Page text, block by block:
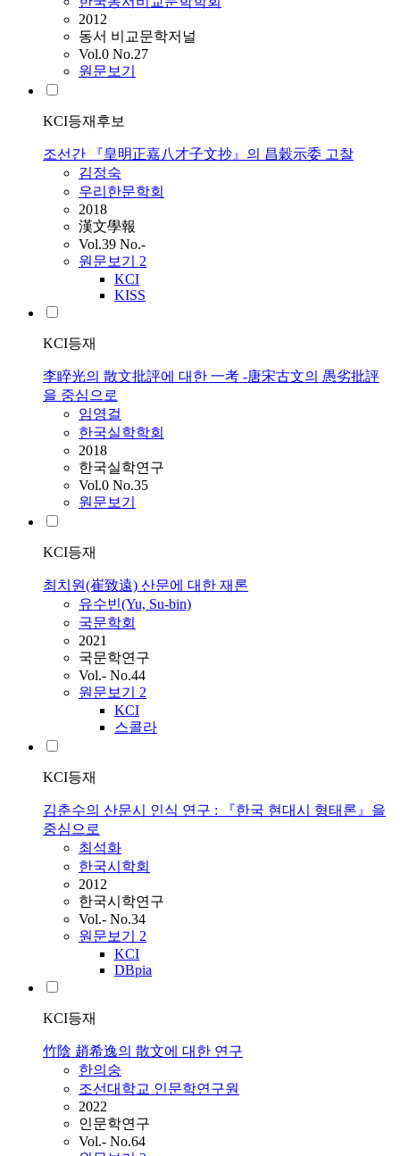
2012
동서 비교문학저널
Vol.0 No.27
원문보기
KCI등재후보
조선간 『皇明正嘉八才子文抄』의 昌穀示委 고찰
김정숙
우리한문학회
2018
漢文學報
Vol.39 No.-
원문보기 2
KCI
KISS
KCI등재
李睟光의 散文批評에 대한 一考 -唐宋古文의 愚劣批評
을 중심으로
임영걸
한국실학학회
2018
한국실학연구
Vol.0 No.35
원문보기
KCI등재
최치원(崔致遠) 산문에 대한 재론
유수빈(Yu, Su-bin)
국문학회
2021
국문학연구
Vol.- No.44
원문보기 2
KCI
스콜라
KCI등재
김춘수의 산문시 인식 연구 : 『한국 현대시 형태론』을
중심으로
최석화
한국시학회
2012
한국시학연구
Vol.- No.34
원문보기 2
KCI
DBpia
KCI등재
竹陰 趙希逸의 散文에 대한 연구
한의숭
조선대학교 인문학연구원
2022
인문학연구
Vol.- No.64